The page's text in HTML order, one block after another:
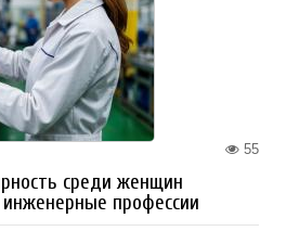
55
среди женщин
профессии